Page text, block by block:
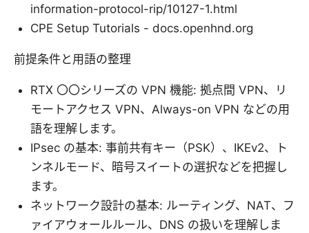
information-protocol-rip/10127-1.html
CPE Setup Tutorials - docs.openhnd.org
前提条件と用語の整理
RTX 〇〇シリーズの VPN 機能: 拠点間 VPN、リ
モートアクセス VPN、Always-on VPN などの用
語を理解します。
IPsec の基本: 事前共有キー（PSK）、IKEv2、ト
ンネルモード、暗号スイートの選択などを把握し
ます。
ネットワーク設計の基本: ルーティング、NAT、フ
ァイアウォールルール、DNS の扱いを理解しま